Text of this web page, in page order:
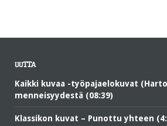
UUTTA
Kaikki kuvaa -työpajaelokuvat
menneisyydestä (08:39)
Klassikon kuvat – Punottu yhteen